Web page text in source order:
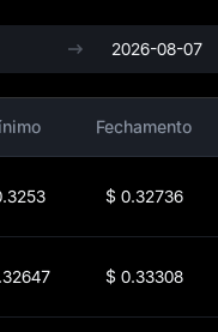
Fechamento
$ 0.32736
$ 0.33308